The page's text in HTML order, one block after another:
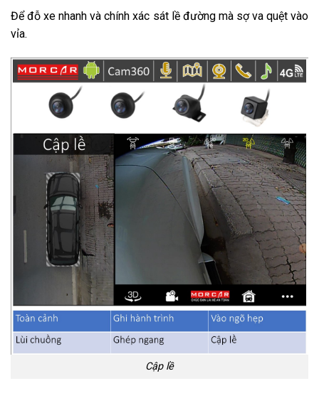
Để đỗ xe nhanh và chính xác sát lề đường mà sợ va quệt vào
vỉa.
Cập lề